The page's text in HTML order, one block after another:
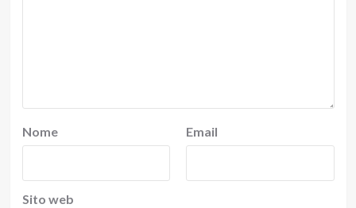
Nome Email
Sito web